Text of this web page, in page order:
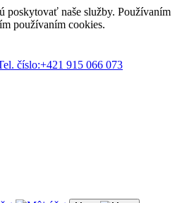
poskytovať naše služby. Používaním
používaním cookies.
číslo:+421 915 066 073